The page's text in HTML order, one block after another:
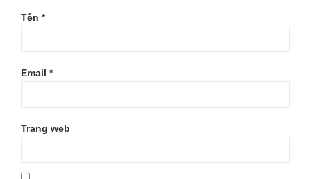
Tên *
Email *
Trang web